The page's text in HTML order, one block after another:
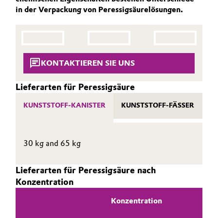
Automotive & Transportation
Building, Construction & Infrastructure
Catalysts
Composites
BVB Partnerschaft
Vorstand
Aufsichtsrat
Struktur
Weltweite Standorte
ESHQ
Einkauf
THE POWER BEHIND THE SCENES
in der Verpackung von Peressigsäurelösungen.
KONTAKTIEREN SIE UNS
Lieferarten für Peressigsäure
KUNSTSTOFF-KANISTER KUNSTSTOFF-FÄSSER
30 kg and 65 kg
Lieferarten für Peressigsäure nach
Konzentration
Konzentration